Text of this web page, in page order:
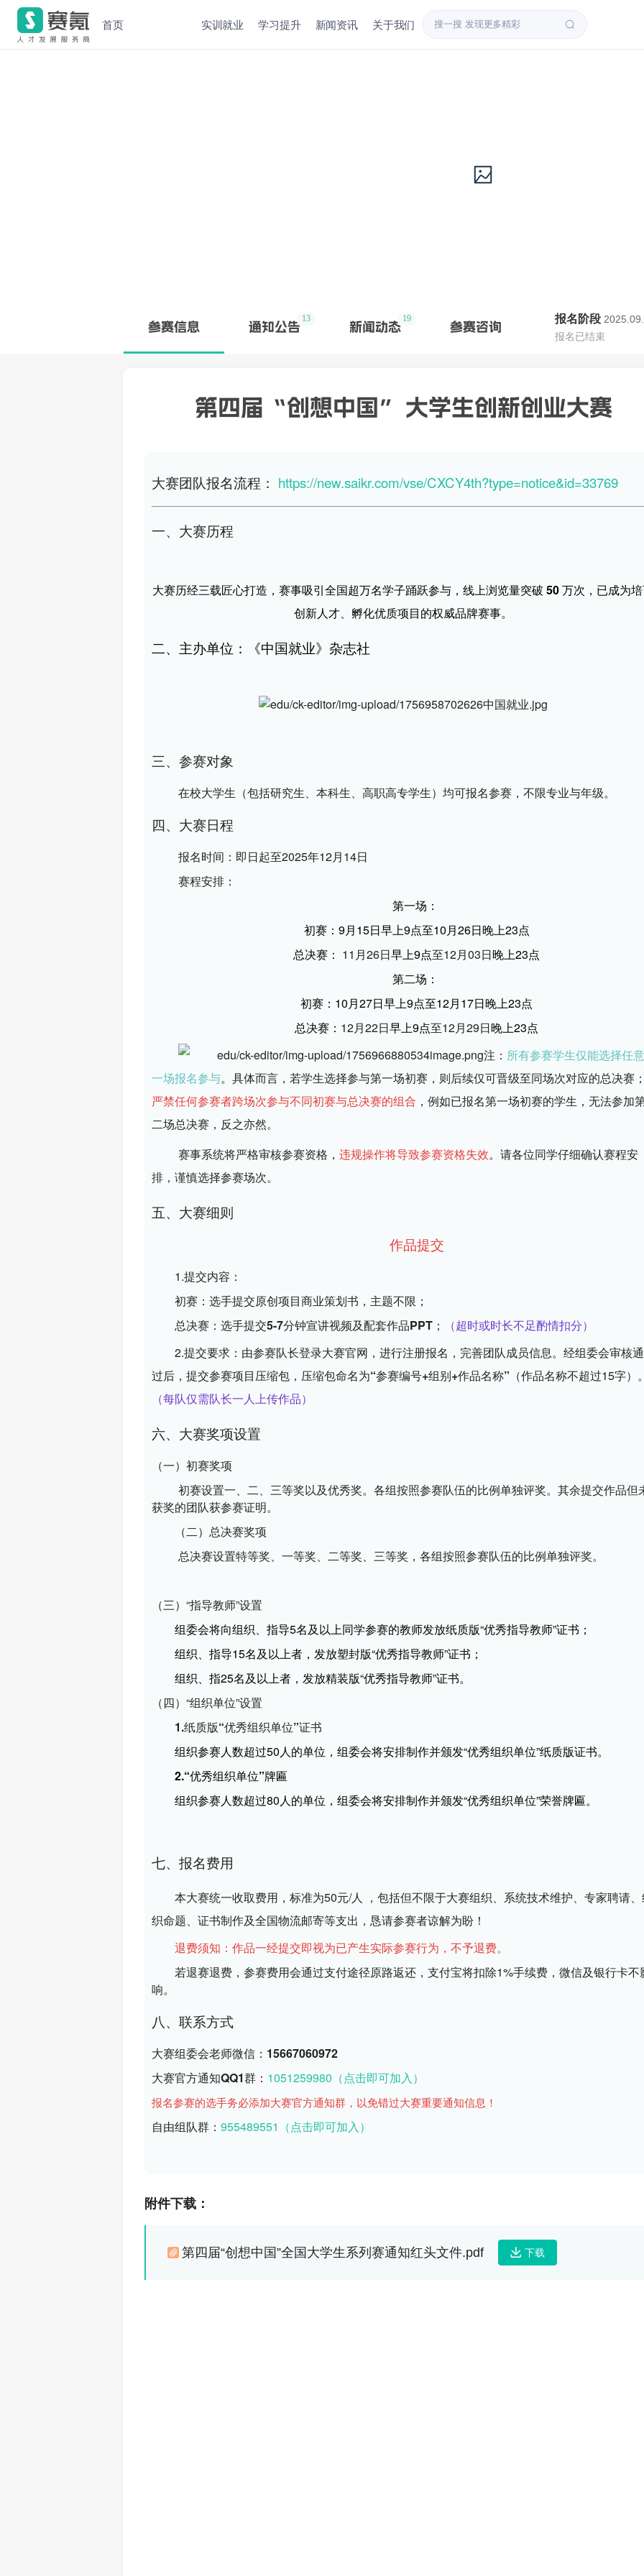
首页 实训就业 学习提升 新闻资讯 关于我们
参赛信息 通知公告
13
新闻动态
19
参赛咨询
报名阶段
报名已结束
第四届“创想中国” 大学生创新创业大赛
大赛团队报名流程： https://new.saikr.com/vse/CXCY4th?type=notice&id=33769
一、大赛历程
大赛历经三载匠心打造，赛事吸引全国超万名学子踊跃参与， 线上浏览量突破 50 万次 ，已成为
创新人才、孵化优质项目的权威品牌赛事。
二、主办单位：《中国就业》杂志社
三、参赛对象
在校大学生（包括研究生、本科生、高职高专学生）均可报名参赛，不限专业与年级。
四、大赛日程
报名时间：即日起至2025年12月14日
赛程安排：
第一场：
初赛：9月15日早上9点至10月26日晚上23点
总决赛： 11月26日早上9点至12月03日晚上23点
第二场：
初赛：10月27日早上9点至12月17日晚上23点
总决赛： 12月22日早上9点至12月29日晚上23点
注： 所有参赛学生仅能选择任意
一场报名参与。具体而言，若学生选择参与第一场初赛，则后续仅可晋级至同场次对应的总决赛
严禁任何参赛者跨场次参与不同初赛与总决赛的组合 ，例如已报名第一场初赛的学生，无法参加
二场总决赛，反之亦然。
赛事系统将严格审核参赛资格，违规操作将导致参赛资格失效。请各位同学仔细确认赛程安
排，谨慎选择参赛场次。
五、大赛细则
作品提交
1.提交内容：
初赛：选手提交原创项目商业策划书，主题不限；
总决赛：选手提交5-7分钟宣讲视频及配套作品PPT；
（超时或时长不足酌情扣分）
2.提交要求：由参赛队长登录大赛官网，进行注册报名，完善团队成员信息。经组委会审核通
过后，提交参赛项目压缩包， 压缩包命名为“参赛编号+组别+作品名称” （作品名称不超过15字）
（每队仅需队长一人上传作品）
六、大赛奖项设置
（一）初赛奖项
初赛设置一、二、三等奖以及优秀奖。各组按照参赛队伍的比例单独评奖。其余提交作品但
获奖的团队获参赛证明。
（二）总决赛奖项
总决赛设置特等奖、一等奖、二等奖、三等奖，各组按照参赛队伍的比例单独评奖。
（三）“指导教师”设置
组委会将向组织、指导5名及以上同学参赛的教师发放纸质版“优秀指导教师”证书；
组织、指导15名及以上者，发放塑封版“优秀指导教师”证书；
组织、指25名及以上者，发放精装版“优秀指导教师”证书。
（四）“组织单位”设置
1.纸质版“优秀组织单位”证书
组织参赛人数超过50人的单位，组委会将安排制作并颁发“优秀组织单位”纸质版证书。
2.“优秀组织单位”牌匾
组织参赛人数超过80人的单位，组委会将安排制作并颁发“优秀组织单位”荣誉牌匾。
七、报名费用
本大赛统一收取费用，标准为50元/人 ，包括但不限于大赛组织、系统技术维护、专家聘请
织命题、证书制作及全国物流邮寄等支出，恳请参赛者谅解为盼！
退费须知：作品一经提交即视为已产生实际参赛行为，不予退费。
若退赛退费，参赛费用会通过支付途径原路返还，支付宝将扣除1%手续费，微信及银行卡不
响。
八、联系方式
大赛组委会老师微信：15667060972
大赛官方通知QQ1群： 1051259980 （点击即可加入）
报名参赛的选手务必添加大赛官方通知群，以免错过大赛重要通知信息！
自由组队群： 955489551 （点击即可加入）
附件下载：
第四届“创想中国”全国大学生系列赛通知红头文件.pdf 下载